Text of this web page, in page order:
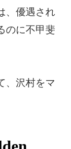
、優遇され
のに不甲斐
、沢村をマ